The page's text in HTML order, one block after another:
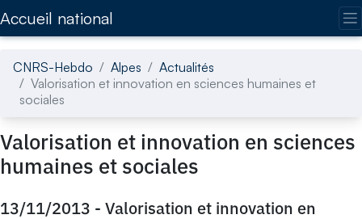
Accueil national
CNRS-Hebdo Alpes
Actualités
Valorisation et innovation en sciences humaines et
sociales
Valorisation et innovation en sciences
humaines et sociales
13/11/2013 - Valorisation et innovation en